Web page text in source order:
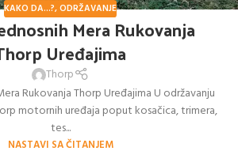
KAKO DA...?,ODRŽAVANJE
Mera Rukovanja
Uređajima
Thorp
Rukovanja Thorp Uređajima U održavanju
motornih uređaja poput kosačica, trimera,
tes...
NASTAVI SA ČITANJEM